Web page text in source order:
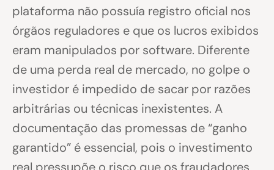
plataforma não possuía registro oficial nos
órgãos reguladores e que os lucros exibidos
eram manipulados por software. Diferente
de uma perda real de mercado, no golpe o
investidor é impedido de sacar por razões
arbitrárias ou técnicas inexistentes. A
documentação das promessas de “ganho
garantido” é essencial, pois o investimento